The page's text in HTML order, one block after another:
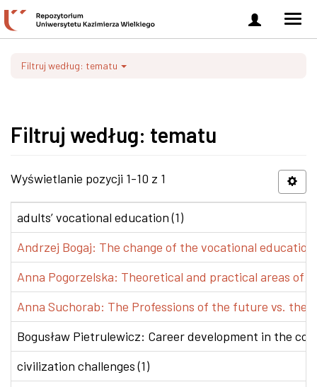
Zaloguj
się
Filtruj według: tematu
Filtruj według: tematu
Wyświetlanie pozycji 1-10 z 1
adults’ vocational education (1)
Andrzej Bogaj: The change of the vocational
Anna Pogorzelska: Theoretical and practical areas of
Anna Suchorab: The Professions of the future vs. the
Bogusław Pietrulewicz: Career development in the
civilization challenges (1)